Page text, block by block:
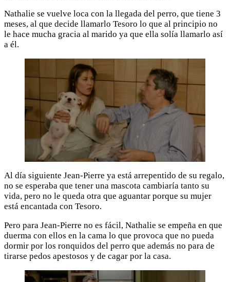
Nathalie se vuelve loca con la llegada del perro, que tiene 3
meses, al que decide llamarlo Tesoro lo que al principio no
le hace mucha gracia al marido ya que ella solía llamarlo así
a él.
Al día siguiente Jean-Pierre ya está arrepentido de su regalo,
no se esperaba que tener una mascota cambiaría tanto su
vida, pero no le queda otra que aguantar porque su mujer
está encantada con Tesoro.
Pero para Jean-Pierre no es fácil, Nathalie se empeña en que
duerma con ellos en la cama lo que provoca que no pueda
dormir por los ronquidos del perro que además no para de
tirarse pedos apestosos y de cagar por la casa.